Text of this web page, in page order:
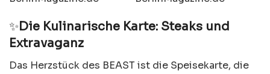
✨Die Kulinarische Karte: Steaks und
Extravaganz
Das Herzstück des BEAST ist die Speisekarte, die